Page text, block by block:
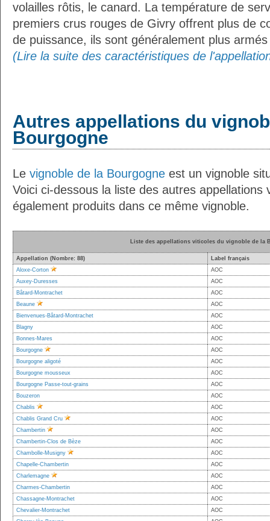
volailles rôtis, le canard. La température de
premiers crus rouges de Givry offrent plus de
de puissance, ils sont généralement plus
(Lire la suite des caractéristiques de
Autres appellations du
Bourgogne
Le vignoble de la Bourgogne est un vignoble
Voici ci-dessous la liste des autres appellations
également produits dans ce même vignoble.
Liste des appellations viticoles du vignoble de la
Appellation (Nombre: 88)
Label français
Aloxe-Corton
AOC
Auxey-Duresses
AOC
Bâtard-Montrachet
AOC
Beaune
AOC
Bienvenues-Bâtard-Montrachet
AOC
Blagny
AOC
Bonnes-Mares
AOC
Bourgogne
AOC
Bourgogne aligoté
AOC
Bourgogne mousseux
AOC
Bourgogne Passe-tout-grains
AOC
Bouzeron
AOC
Chablis
AOC
Chablis Grand Cru
AOC
Chambertin
AOC
Chambertin-Clos de Bèze
AOC
Chambolle-Musigny
AOC
Chapelle-Chambertin
AOC
Charlemagne
AOC
Charmes-Chambertin
AOC
Chassagne-Montrachet
AOC
Chevalier-Montrachet
AOC